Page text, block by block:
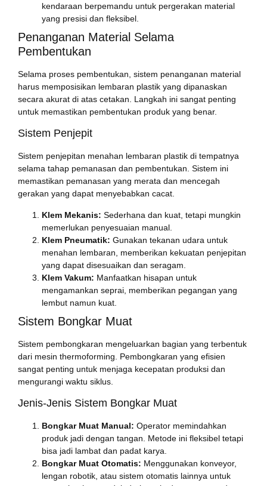
kendaraan berpemandu untuk pergerakan material
yang presisi dan fleksibel.
Penanganan Material Selama
Pembentukan
Selama proses pembentukan, sistem penanganan material
harus memposisikan lembaran plastik yang dipanaskan
secara akurat di atas cetakan. Langkah ini sangat penting
untuk memastikan pembentukan produk yang benar.
Sistem Penjepit
Sistem penjepitan menahan lembaran plastik di tempatnya
selama tahap pemanasan dan pembentukan. Sistem ini
memastikan pemanasan yang merata dan mencegah
gerakan yang dapat menyebabkan cacat.
Klem Mekanis: Sederhana dan kuat, tetapi mungkin
memerlukan penyesuaian manual.
Klem Pneumatik: Gunakan tekanan udara untuk
menahan lembaran, memberikan kekuatan penjepitan
yang dapat disesuaikan dan seragam.
Klem Vakum: Manfaatkan hisapan untuk
mengamankan seprai, memberikan pegangan yang
lembut namun kuat.
Sistem Bongkar Muat
Sistem pembongkaran mengeluarkan bagian yang terbentuk
dari mesin thermoforming. Pembongkaran yang efisien
sangat penting untuk menjaga kecepatan produksi dan
mengurangi waktu siklus.
Jenis-Jenis Sistem Bongkar Muat
Bongkar Muat Manual: Operator memindahkan
produk jadi dengan tangan. Metode ini fleksibel tetapi
bisa jadi lambat dan padat karya.
Bongkar Muat Otomatis: Menggunakan konveyor,
lengan robotik, atau sistem otomatis lainnya untuk